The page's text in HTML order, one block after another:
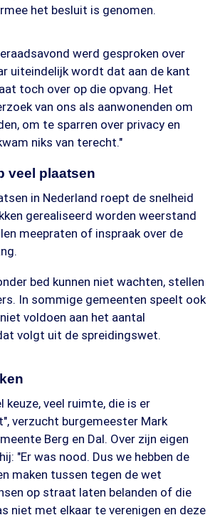
het besluit is genomen.
werd gesproken over
uiteindelijk wordt dat aan de kant
toch over op die opvang. Het
van ons als aanwonenden om
om te sparren over privacy en
niks van terecht."
veel plaatsen
in Nederland roept de snelheid
gerealiseerd worden weerstand
meepraten of inspraak over de
bed kunnen niet wachten, stellen
In sommige gemeenten speelt ook
voldoen aan het aantal
volgt uit de spreidingswet.
keuze, veel ruimte, die is er
verzucht burgemeester Mark
Berg en Dal. Over zijn eigen
"Er was nood. Dus we hebben de
maken tussen tegen de wet
op straat laten belanden of die
niet met elkaar te verenigen en deze